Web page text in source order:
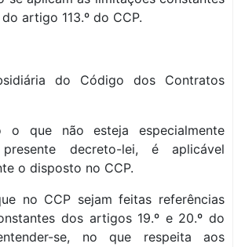
artigo 113.º do CCP.
do Código dos Contratos
que não esteja especialmente
decreto-lei, é aplicável
o disposto no CCP.
no CCP sejam feitas referências
dos artigos 19.º e 20.º do
se, no que respeita aos